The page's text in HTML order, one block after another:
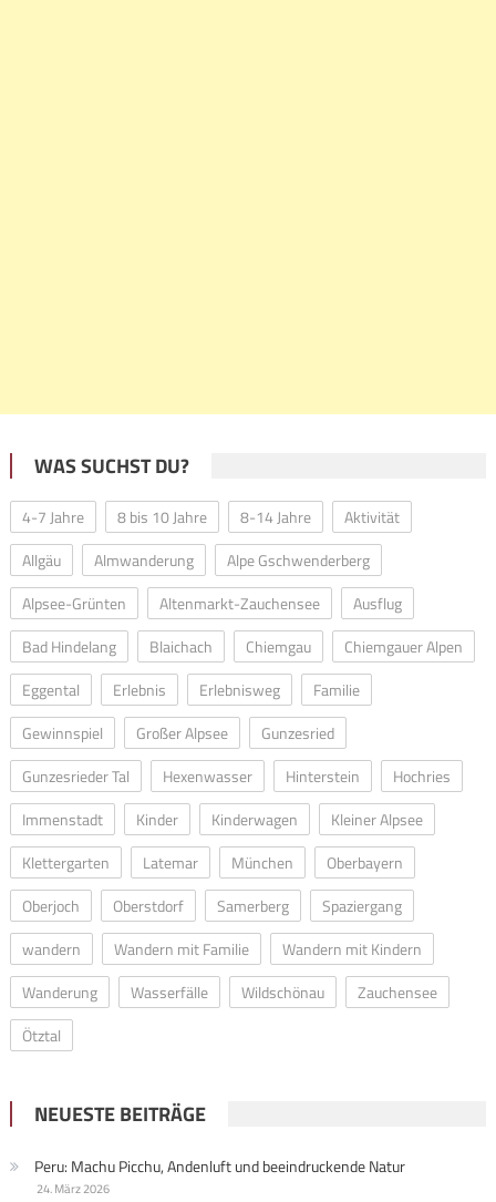
WAS SUCHST DU?
4-7 Jahre 8 bis 10 Jahre 8-14 Jahre
Aktivität
Allgäu
Almwanderung
Alpe Gschwenderberg
Alpsee-Grünten
Altenmarkt-Zauchensee
Ausflug
Bad Hindelang
Blaichach Chiemgau
Chiemgauer Alpen
Eggental
Erlebnis Erlebnisweg
Familie
Gewinnspiel
Großer Alpsee
Gunzesried
Gunzesrieder Tal
Hexenwasser Hinterstein
Hochries
Immenstadt
Kinder Kinderwagen
Kleiner Alpsee
Klettergarten
Latemar München
Oberbayern
Oberjoch
Oberstdorf Samerberg
Spaziergang
wandern
Wandern mit Familie
Wandern mit Kindern
Wanderung
Wasserfälle Wildschönau
Zauchensee
Ötztal
NEUESTE BEITRÄGE
Peru: Machu Picchu, Andenluft und beeindruckende Natur
24. März 2026